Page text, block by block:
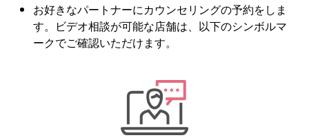
お好きなパートナーにカウンセリングの予約をしま
す。ビデオ相談が可能な店舗は、以下のシンボルマ
ークでご確認いただけます。